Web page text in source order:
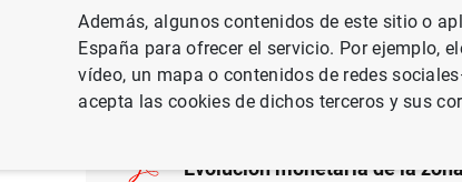
ESPAÑA SITUACIÓN
Evolución monetaria de la
Además, algunos contenidos de este sitio o
España para ofrecer el servicio. Por ejemplo,
vídeo, un mapa o contenidos de redes
acepta las cookies de dichos terceros y sus